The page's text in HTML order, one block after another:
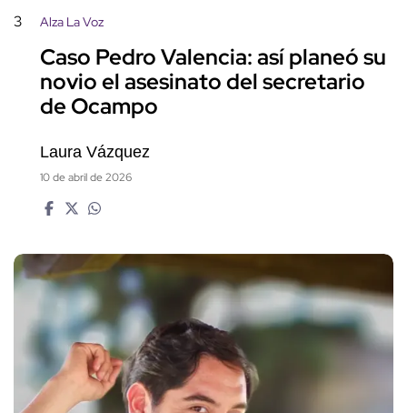
3 Alza La Voz
Caso Pedro Valencia: así planeó su
novio el asesinato del secretario
de Ocampo
Laura Vázquez
10 de abril de 2026